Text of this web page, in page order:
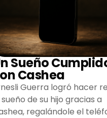
Sueño
Cashea
Guerra logró hacer
de su hijo gracias a
regalándole el